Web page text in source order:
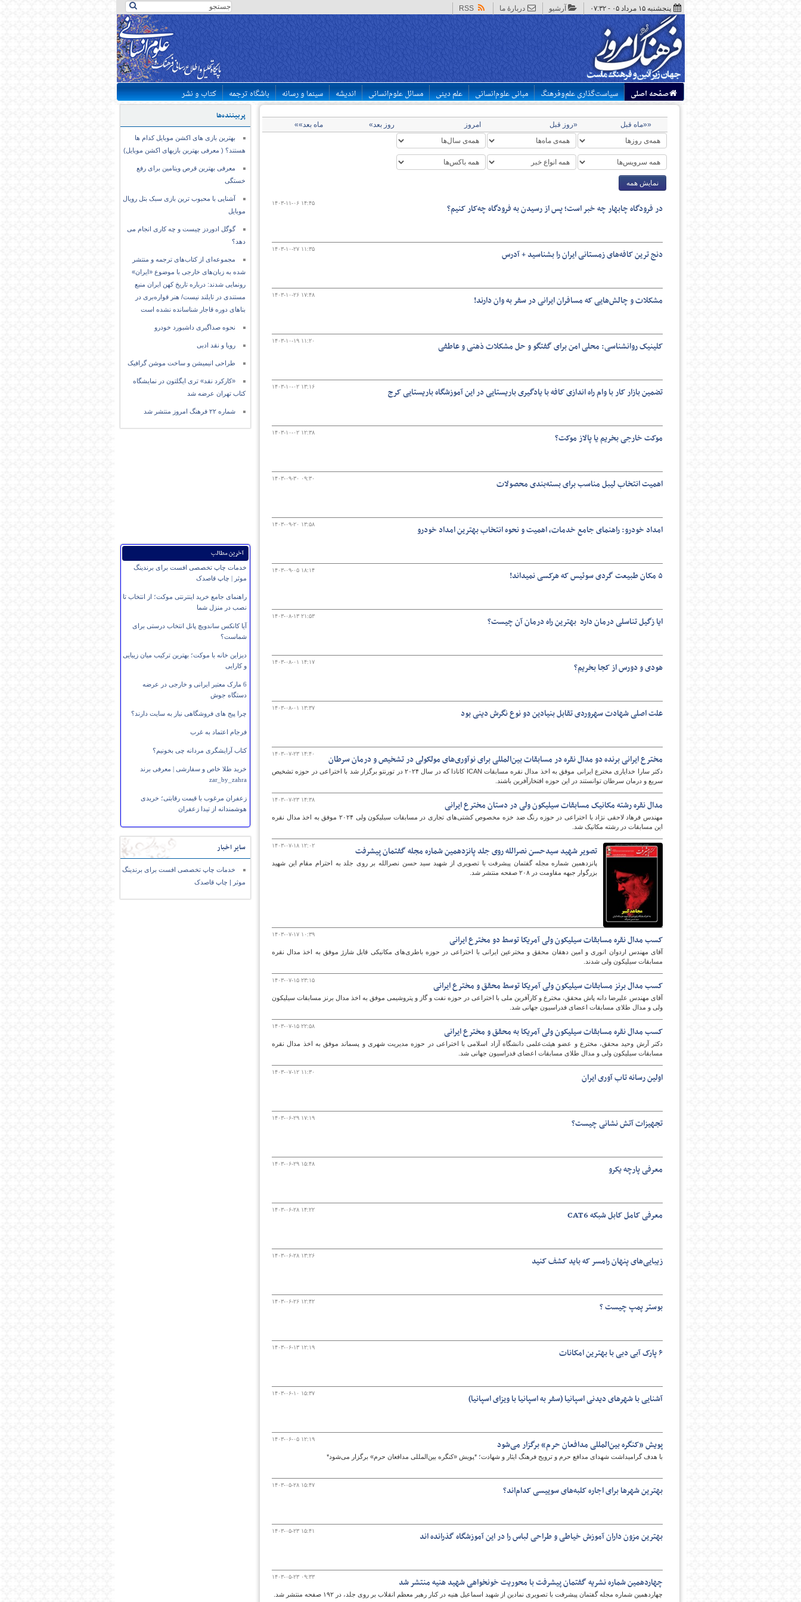
پنجشنبه ۱۵ مرداد ۰۵ - ۰۷:۳۲ آرشیو دربارهٔ ما RSS
امروز
صفحه اصلی سیاست‌گذاری علم‌وفرهنگ مبانی علوم‌انسانی علم دینی مسائل علوم‌انسانی اندیشه سینما و رسانه باشگاه ترجمه کتاب و نشر
پربیننده‌ها
بهترین بازی های اکشن موبایل کدام ها
هستند؟ ( معرفی بهترین بازیهای اکشن موبایل)
معرفی بهترین قرص ویتامین برای رفع
خستگی
آشنایی با محبوب ترین بازی سبک بتل رویال
موبایل
گوگل ادوردز چیست و چه کاری انجام می
دهد؟
مجموعه‌ای از کتاب‌های ترجمه و منتشر
شده به زبان‌های خارجی با موضوع «ایران»
رونمایی شدند: درباره تاریخ کهن ایران منبع
مستندی در تایلند نیست/ هنر قواره‌بری در
بناهای دوره قاجار شناسانده نشده است
نحوه صداگیری داشبورد خودرو
رویا و نقد ادبی
طراحی انیمیشن و ساخت موشن گرافیک
«کارکرد نقد» تری ایگلتون در نمایشگاه
کتاب تهران عرضه شد
شماره ۲۲ فرهنگ امروز منتشر شد
آخرین مطالب
خدمات چاپ تخصصی افست برای برندینگ
موثر | چاپ قاصدک
راهنمای جامع خرید اینترنتی موکت؛ از انتخاب تا
نصب در منزل شما
آیا کانکس ساندویچ پانل انتخاب درستی برای
شماست؟
دیزاین خانه با موکت؛ بهترین ترکیب میان زیبایی
و کارایی
6 مارک معتبر ایرانی و خارجی در عرضه
دستگاه جوش
چرا پیج های فروشگاهی نیاز به سایت دارند؟
فرجام اعتماد به غرب
کتاب آرایشگری مردانه چی بخونیم؟
خرید طلا خاص و سفارشی | معرفی برند
zar_by_zahra
زعفران مرغوب با قیمت رقابتی؛ خریدی
هوشمندانه از تیدا زعفران
سایر اخبار
خدمات چاپ تخصصی افست برای برندینگ
موثر | چاپ قاصدک
««ماه قبل «روز قبل امروز روز بعد» ماه بعد»»
نمایش همه
۱۴۰۳-۱۱-۰۶ ۱۴:۴۵ در فرودگاه چابهار چه خبر است؛ پس از رسیدن به فرودگاه چه‌کار کنیم؟
۱۴۰۳-۱۰-۲۷ ۱۱:۳۵ دنج ترین کافه‌های زمستانی ایران را بشناسید + آدرس
۱۴۰۳-۱۰-۲۶ ۱۷:۴۸ مشکلات و چالش‌هایی که مسافران ایرانی در سفر به وان دارند!
۱۴۰۳-۱۰-۱۹ ۱۱:۲۰ کلینیک روانشناسی: محلی امن برای گفتگو و حل مشکلات ذهنی و عاطفی
۱۴۰۳-۱۰-۰۲ ۱۳:۱۶ تضمین بازار کار با وام راه اندازی کافه با یادگیری باریستایی در این آموزشگاه باریستایی کرج
۱۴۰۳-۱۰-۰۲ ۱۲:۳۸ موکت خارجی بخریم یا پالاز موکت؟
۱۴۰۳-۰۹-۳۰ ۰۹:۳۰ اهمیت انتخاب لیبل مناسب برای بسته‌بندی محصولات
۱۴۰۳-۰۹-۲۰ ۱۳:۵۸ امداد خودرو: راهنمای جامع خدمات، اهمیت و نحوه انتخاب بهترین امداد خودرو
۱۴۰۳-۰۹-۰۵ ۱۸:۱۴ ۵ مکان طبیعت گردی سوئیس که هرکسی نمیداند!
۱۴۰۳-۰۸-۱۳ ۲۱:۵۳ ایا زگیل تناسلی درمان دارد بهترین راه درمان آن چیست؟
۱۴۰۳-۰۸-۰۱ ۱۴:۱۷ هودی و دورس از کجا بخریم؟
۱۴۰۳-۰۸-۰۱ ۱۳:۳۷ علت اصلی شهادت سهروردی تقابل بنیادین دو نوع نگرش دینی بود
۱۴۰۳-۰۷-۲۳ ۱۴:۴۰ مخترع ایرانی برنده دو مدال نقره در مسابقات بین‌المللی برای نوآوری‌های مولکولی در تشخیص و درمان سرطان
دکتر سارا خدایاری مخترع ایرانی موفق به اخذ مدال نقره مسابقات ICAN کانادا که در سال ۲۰۲۴ در تورنتو برگزار شد با اختراعی در حوزه تشخیص
سریع و درمان سرطان توانستند در این حوزه افتخارآفرین باشند.
۱۴۰۳-۰۷-۲۳ ۱۴:۳۸ مدال نقره رشته مکانیک مسابقات سیلیکون ولی در دستان مخترع ایرانی
مهندس فرهاد لاحقی نژاد با اختراعی در حوزه رنگ ضد خزه مخصوص کشتی‌های تجاری در مسابقات سیلیکون ولی ۲۰۲۴ موفق به اخذ مدال نقره
این مسابقات در رشته مکانیک شد.
۱۴۰۳-۰۷-۱۸ ۱۲:۰۲ تصویر شهید سیدحسن نصرالله روی جلد پانزدهمین شماره مجله گفتمان پیشرفت
پانزدهمین شماره مجله گفتمان پیشرفت با تصویری از شهید سید حسن نصرالله بر روی جلد به احترام مقام این شهید
بزرگوار جبهه مقاومت در ۲۰۸ صفحه منتشر شد.
۱۴۰۳-۰۷-۱۷ ۱۰:۳۹ کسب مدال نقره مسابقات سیلیکون ولی آمریکا توسط دو مخترع ایرانی
آقای مهندس اردوان انوری و امین دهقان محقق و مخترعین ایرانی با اختراعی در حوزه باطری‌های مکانیکی قابل شارژ موفق به اخذ مدال نقره
مسابقات سیلیکون ولی شدند.
۱۴۰۳-۰۷-۱۵ ۲۳:۱۵ کسب مدال برنز مسابقات سیلیکون ولی آمریکا توسط محقق و مخترع ایرانی
آقای مهندس علیرضا دانه پاش محقق، مخترع و کارآفرین ملی با اختراعی در حوزه نفت و گاز و پتروشیمی موفق به اخذ مدال برنز مسابقات سیلیکون
ولی و مدال طلای مسابقات اعضای فدراسیون جهانی شد.
۱۴۰۳-۰۷-۱۵ ۲۲:۵۸ کسب مدال نقره مسابقات سیلیکون ولی آمریکا به محقق و مخترع ایرانی
دکتر آرش وحید محقق، مخترع و عضو هیئت‌علمی دانشگاه آزاد اسلامی با اختراعی در حوزه مدیریت شهری و پسماند موفق به اخذ مدال نقره
مسابقات سیلیکون ولی و مدال طلای مسابقات اعضای فدراسیون جهانی شد.
۱۴۰۳-۰۷-۱۲ ۱۱:۳۰ اولین رسانه تاب آوری ایران
۱۴۰۳-۰۶-۲۹ ۱۷:۱۹ تجهیزات آتش نشانی چیست؟
۱۴۰۳-۰۶-۲۹ ۱۵:۴۸ معرفی پارچه یکرو
۱۴۰۳-۰۶-۲۸ ۱۴:۲۲ معرفی کامل کابل شبکه CAT6
۱۴۰۳-۰۶-۲۸ ۱۳:۲۶ زیبایی‌های پنهان رامسر که باید کشف کنید
۱۴۰۳-۰۶-۲۶ ۱۲:۴۲ بوستر پمپ چیست ؟
۱۴۰۳-۰۶-۱۳ ۱۲:۱۹ ۶ پارک آبی دبی با بهترین امکانات
۱۴۰۳-۰۶-۱۰ ۱۵:۳۷ آشنایی با شهرهای دیدنی اسپانیا (سفر به اسپانیا با ویزای اسپانیا)
۱۴۰۳-۰۶-۰۵ ۱۲:۱۹ پویش «کنگره بین‌المللی مدافعان حرم» برگزار می‌شود
با هدف گرامیداشت شهدای مدافع حرم و ترویج فرهنگ ایثار و شهادت؛ *پویش «کنگره بین‌المللی مدافعان حرم» برگزار می‌شود*
۱۴۰۳-۰۵-۲۸ ۱۵:۴۷ بهترین شهرها برای اجاره کلبه‌های سوییسی کدام‌اند؟
۱۴۰۳-۰۵-۲۳ ۱۵:۴۱ بهترین مزون داران آموزش خیاطی و طراحی لباس را در این آموزشگاه گذرانده اند
۱۴۰۳-۰۵-۲۳ ۰۹:۳۳ چهاردهمین شماره نشریه گفتمان پیشرفت با محوریت خونخواهی شهید هنیه منتشر شد
چهاردهمین شماره مجله گفتمان پیشرفت با تصویری نمادین از شهید اسماعیل هنیه در کنار رهبر معظم انقلاب بر روی جلد، در ۱۹۲ صفحه منتشر شد.